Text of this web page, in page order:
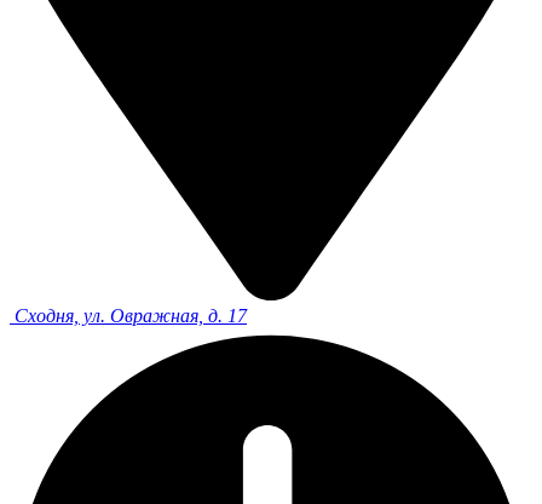
Сходня, ул. Овражная, д. 17